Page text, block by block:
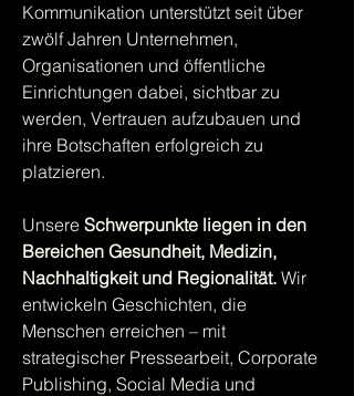
Kommunikation unterstützt seit über
zwölf Jahren Unternehmen,
Organisationen und öffentliche
Einrichtungen dabei, sichtbar zu
werden, Vertrauen aufzubauen und
ihre Botschaften erfolgreich zu
platzieren.
Unsere Schwerpunkte liegen in den
Bereichen Gesundheit, Medizin,
Nachhaltigkeit und Regionalität. Wir
entwickeln Geschichten, die
Menschen erreichen – mit
strategischer Pressearbeit, Corporate
Publishing, Social Media und